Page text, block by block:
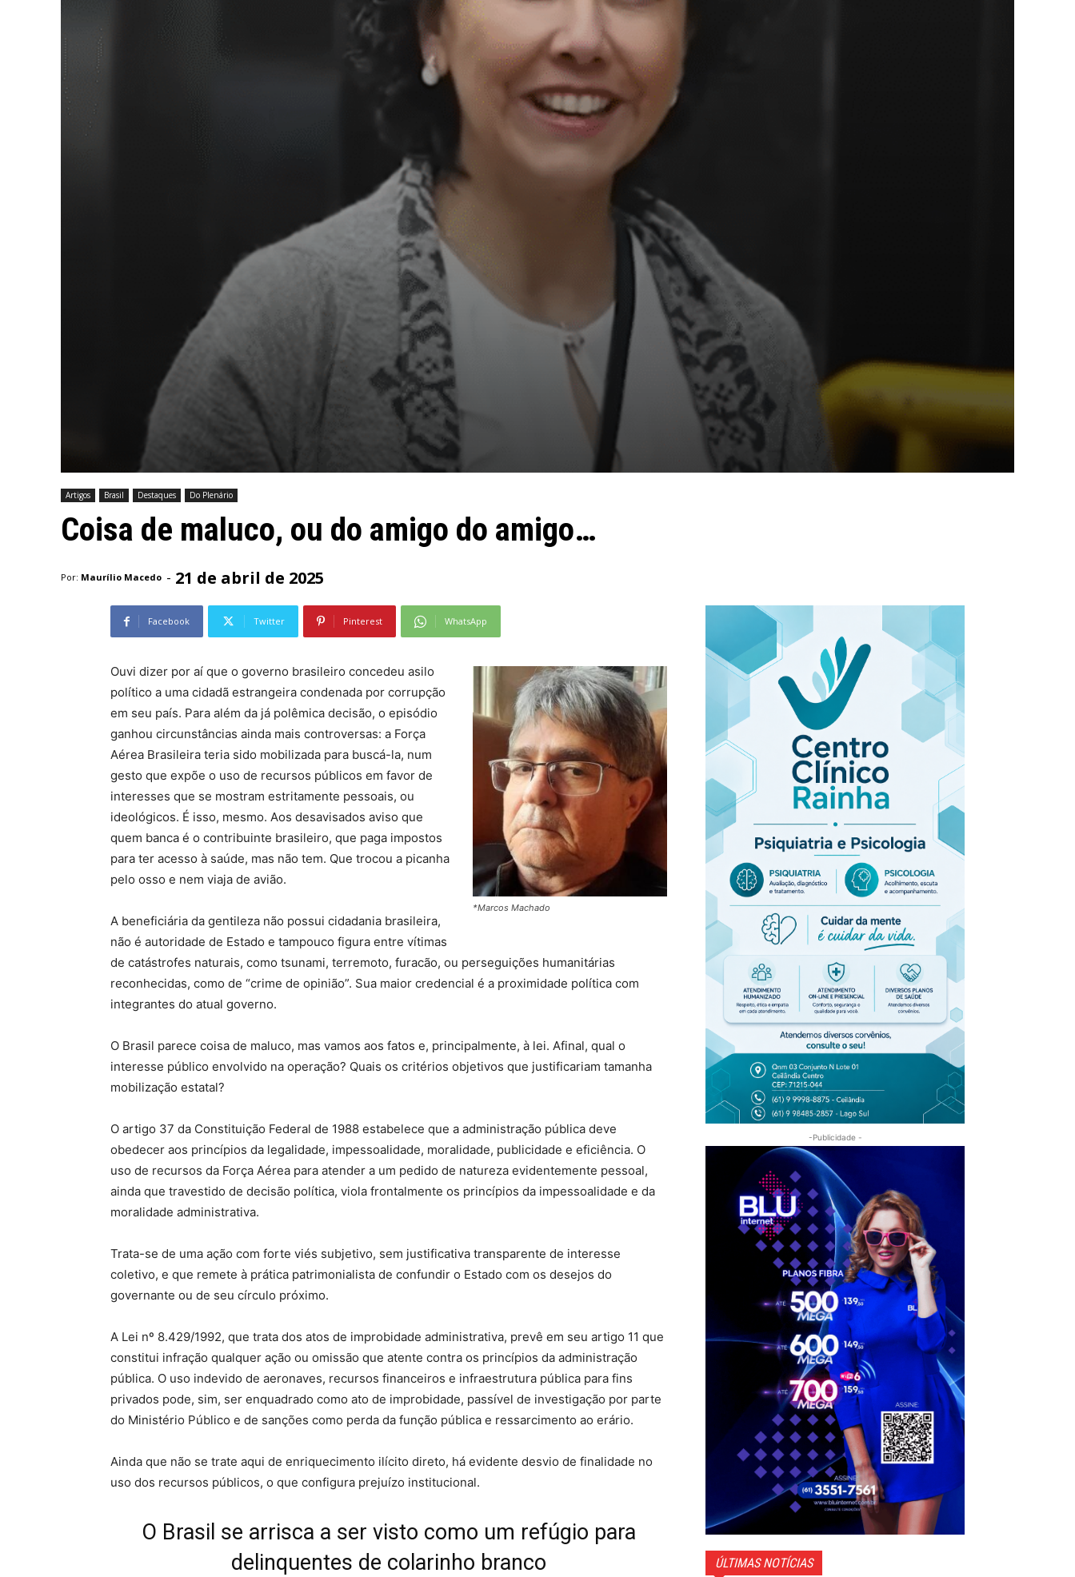
Artigos Brasil Destaques Do Plenário
Coisa de maluco, ou do amigo do amigo…
Por: Maurílio Macedo - 21 de abril de 2025
Facebook Twitter Pinterest WhatsApp
*Marcos Machado
Ouvi dizer por aí que o governo brasileiro concedeu asilo
político a uma cidadã estrangeira condenada por corrupção
em seu país. Para além da já polêmica decisão, o episódio
ganhou circunstâncias ainda mais controversas: a Força
Aérea Brasileira teria sido mobilizada para buscá-la, num
gesto que expõe o uso de recursos públicos em favor de
interesses que se mostram estritamente pessoais, ou
ideológicos. É isso, mesmo. Aos desavisados aviso que
quem banca é o contribuinte brasileiro, que paga impostos
para ter acesso à saúde, mas não tem. Que trocou a picanha
pelo osso e nem viaja de avião.
A beneficiária da gentileza não possui cidadania brasileira,
não é autoridade de Estado e tampouco figura entre vítimas
de catástrofes naturais, como tsunami, terremoto, furacão, ou perseguições humanitárias
reconhecidas, como de “crime de opinião”. Sua maior credencial é a proximidade política com
integrantes do atual governo.
O Brasil parece coisa de maluco, mas vamos aos fatos e, principalmente, à lei. Afinal, qual o
interesse público envolvido na operação? Quais os critérios objetivos que justificariam tamanha
mobilização estatal?
O artigo 37 da Constituição Federal de 1988 estabelece que a administração pública deve
obedecer aos princípios da legalidade, impessoalidade, moralidade, publicidade e eficiência. O
uso de recursos da Força Aérea para atender a um pedido de natureza evidentemente pessoal,
ainda que travestido de decisão política, viola frontalmente os princípios da impessoalidade e da
moralidade administrativa.
Trata-se de uma ação com forte viés subjetivo, sem justificativa transparente de interesse
coletivo, e que remete à prática patrimonialista de confundir o Estado com os desejos do
governante ou de seu círculo próximo.
A Lei nº 8.429/1992, que trata dos atos de improbidade administrativa, prevê em seu artigo 11 que
constitui infração qualquer ação ou omissão que atente contra os princípios da administração
pública. O uso indevido de aeronaves, recursos financeiros e infraestrutura pública para fins
privados pode, sim, ser enquadrado como ato de improbidade, passível de investigação por parte
do Ministério Público e de sanções como perda da função pública e ressarcimento ao erário.
Ainda que não se trate aqui de enriquecimento ilícito direto, há evidente desvio de finalidade no
uso dos recursos públicos, o que configura prejuízo institucional.
O Brasil se arrisca a ser visto como um refúgio para
delinquentes de colarinho branco
-Publicidade -
ÚLTIMAS NOTÍCIAS